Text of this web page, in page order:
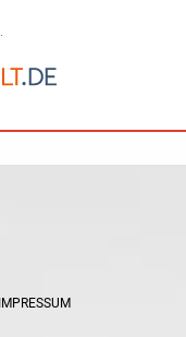
.
IMPRESSUM